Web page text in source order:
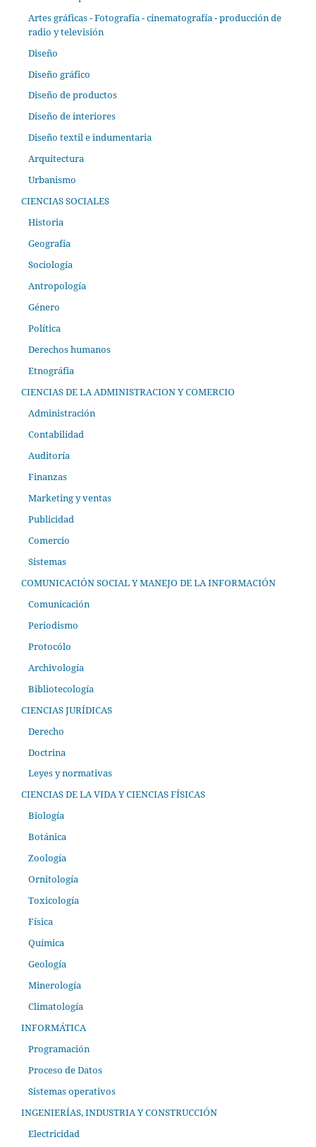
Artes gráficas - Fotografía - cinematografía - producción de
radio y televisión
Diseño
Diseño gráfico
Diseño de productos
Diseño de interiores
Diseño textil e indumentaria
Arquitectura
Urbanismo
CIENCIAS SOCIALES
Historia
Geografía
Sociología
Antropología
Género
Política
Derechos humanos
Etnográfia
CIENCIAS DE LA ADMINISTRACION Y COMERCIO
Administración
Contabilidad
Auditoría
Finanzas
Marketing y ventas
Publicidad
Comercio
Sistemas
COMUNICACIÓN SOCIAL Y MANEJO DE LA INFORMACIÓN
Comunicación
Periodismo
Protocólo
Archivología
Bibliotecología
CIENCIAS JURÍDICAS
Derecho
Doctrina
Leyes y normativas
CIENCIAS DE LA VIDA Y CIENCIAS FÍSICAS
Biología
Botánica
Zoología
Ornitología
Toxicología
Física
Química
Geología
Minerología
Climatología
INFORMÁTICA
Programación
Proceso de Datos
Sistemas operativos
INGENIERÍAS, INDUSTRIA Y CONSTRUCCIÓN
Electricidad